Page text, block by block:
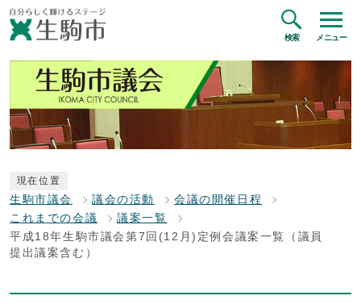
検索 メニュー
現在位置
生駒市議会 議会の活動
会議の開催日程
これまでの会議
議案一覧
平成18年生駒市議会第7回(12月)定例会議案一覧（議員
提出議案含む）